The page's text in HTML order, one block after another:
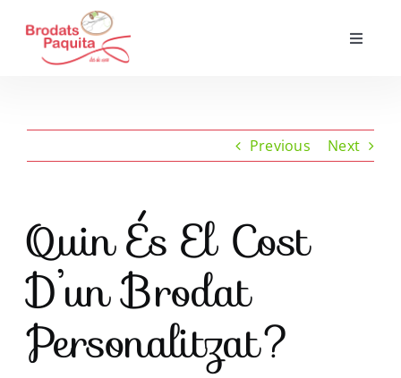
content
Toggle
Aparadors
Com treballem?
Previous Next
Quin És El Cost
D’un Brodat
Personalitzat?